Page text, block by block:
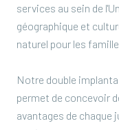
services au sein de
géographique et
naturel pour les
Notre double
permet de concevoir
avantages de